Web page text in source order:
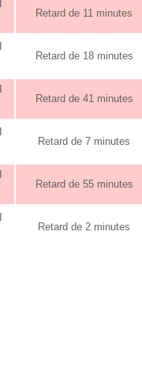
Retard de 11 minutes
Retard de 18 minutes
Retard de 41 minutes
Retard de 7 minutes
Retard de 55 minutes
Retard de 2 minutes